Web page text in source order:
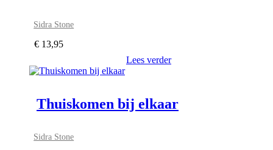
Sidra Stone
€ 13,95
Lees verder
Thuiskomen bij elkaar
Sidra Stone